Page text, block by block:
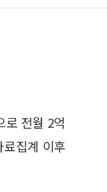
전월 2억
집계 이후